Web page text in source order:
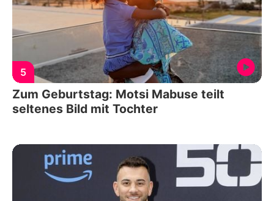
5
Zum Geburtstag: Motsi Mabuse teilt
seltenes Bild mit Tochter